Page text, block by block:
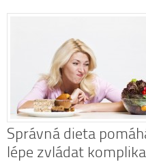
Správná dieta
lépe zvládat